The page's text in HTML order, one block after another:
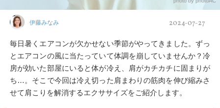
伊藤みなみ 2024-07-27
毎日暑くエアコンが欠かせない季節がやってきました。ずっ
とエアコンの風に当たっていて体調を崩していませんか？冷
房が効いた部屋にいると体が冷え、肩がカチカチに固まりが
ち…。そこで今回は冷え切った肩まわりの筋肉を伸び縮みさ
せて肩こりを解消するエクササイズをご紹介します。